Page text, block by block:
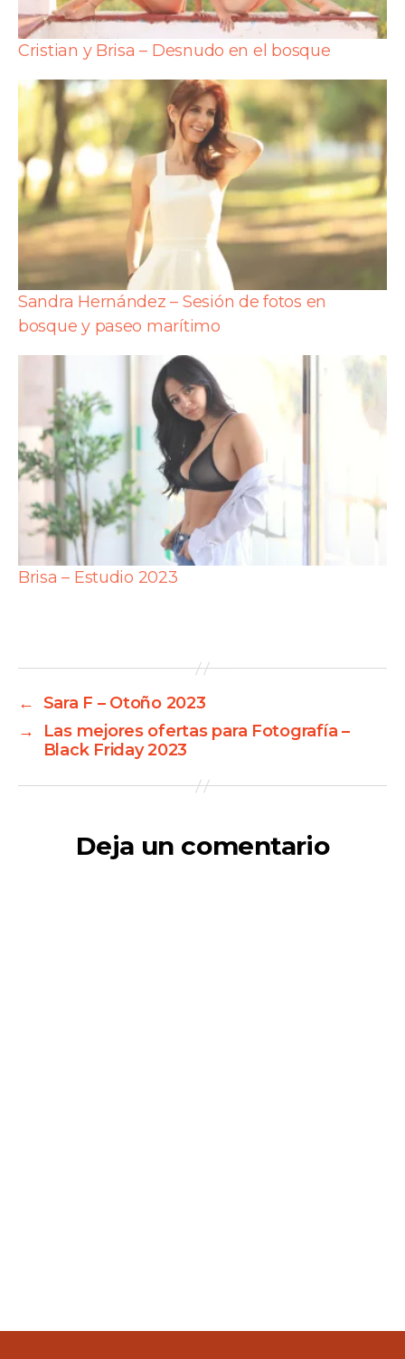
Cristian y Brisa – Desnudo en el bosque
Sandra Hernández – Sesión de fotos en
bosque y paseo marítimo
Brisa – Estudio 2023
← Sara F – Otoño 2023
→
Las mejores ofertas para Fotografía –
Black Friday 2023
Deja un comentario